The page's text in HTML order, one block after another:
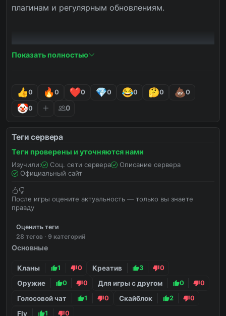
плагинам и регулярным обновлениям.
⭐ Донат можно получить бесплатно
Показать полностью
0 0 0 0 0 0 0
0 0
Теги сервера
Теги проверены и уточняются нами
Изучили: Соц. сети сервера
Описание сервера
Официальный сайт
После игры оцените актуальность — только вы знаете
правду
Оценить теги
28 тегов · 9 категорий
Основные
Кланы 1 0 Креатив 3 0
Оружие 0 0 Для игры с другом 0 0
Голосовой чат 1 0 Скайблок 2 0
Fly 1 0